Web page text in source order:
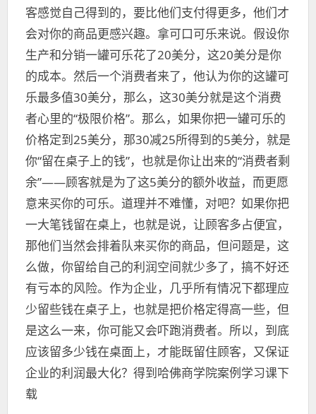
客感觉自己得到的，要比他们支付得更多，他们才
会对你的商品更感兴趣。拿可口可乐来说。假设你
生产和分销一罐可乐花了20美分，这20美分是你
的成本。然后一个消费者来了，他认为你的这罐可
乐最多值30美分，那么，这30美分就是这个消费
者心里的“极限价格”。那么，如果你把一罐可乐的
价格定到25美分，那30减25所得到的5美分，就是
你“留在桌子上的钱”，也就是你让出来的“消费者剩
余”——顾客就是为了这5美分的额外收益，而更愿
意来买你的可乐。道理并不难懂，对吧？如果你把
一大笔钱留在桌上，也就是说，让顾客多占便宜，
那他们当然会排着队来买你的商品，但问题是，这
么做，你留给自己的利润空间就少多了，搞不好还
有亏本的风险。作为企业，几乎所有情况下都理应
少留些钱在桌子上，也就是把价格定得高一些，但
是这么一来，你可能又会吓跑消费者。所以，到底
应该留多少钱在桌面上，才能既留住顾客，又保证
企业的利润最大化？得到哈佛商学院案例学习课下
载